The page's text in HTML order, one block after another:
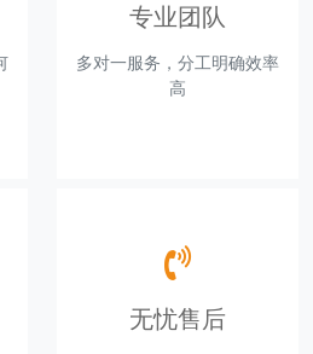
专业团队
多对一服务，分工明确效率
高
无忧售后